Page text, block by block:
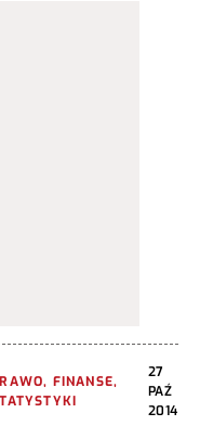
FINANSE,
27
PAŹ
2014